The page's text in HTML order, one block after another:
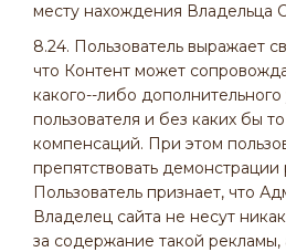
месту нахождения Владельца
8.24. Пользователь выражает
что Контент может
какого--либо
пользователя и без каких бы
компенсаций. При этом
препятствовать демонстрации
Пользователь признает, что
Владелец сайта не несут
за содержание такой рекламы,